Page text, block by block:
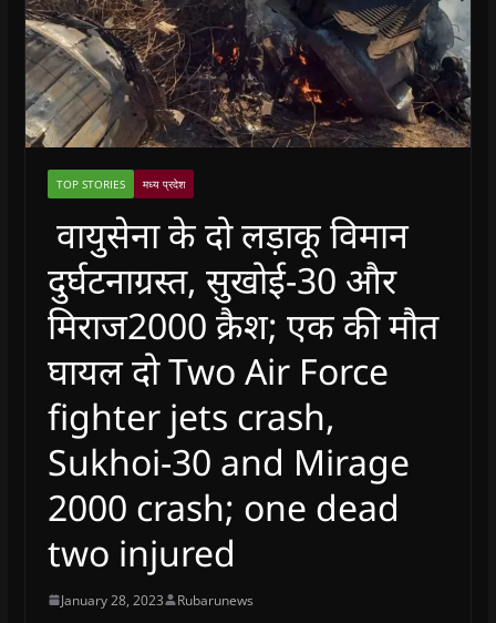
TOP STORIES मध्य प्रदेश
वायुसेना के दो लड़ाकू विमान
दुर्घटनाग्रस्त, सुखोई-30 और
मिराज2000 क्रैश; एक की मौत
घायल दो Two Air Force
fighter jets crash,
Sukhoi-30 and Mirage
2000 crash; one dead
two injured
January 28, 2023 Rubarunews